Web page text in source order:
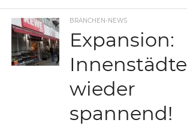
BRANCHEN-NEWS
Expansion:
Innenstädte
wieder
spannend!